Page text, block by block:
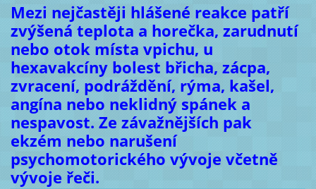
Mezi nejčastěji hlášené reakce patří
zvýšená teplota a horečka, zarudnutí
nebo otok místa vpichu, u
hexavakcíny bolest břicha, zácpa,
zvracení, podráždění, rýma, kašel,
angína nebo neklidný spánek a
nespavost. Ze závažnějších pak
ekzém nebo narušení
psychomotorického vývoje včetně
vývoje řeči.